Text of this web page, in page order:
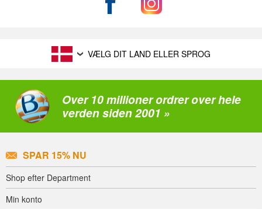
VÆLG DIT LAND ELLER SPROG
Over 10 millioner ordrer over hele
verden siden 2001 »
SPAR 15% NU
Shop efter Department
Min konto